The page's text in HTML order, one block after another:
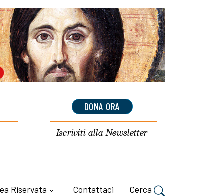
DONA ORA
Iscriviti allaNewsletter
Riservata Contattaci Cerca